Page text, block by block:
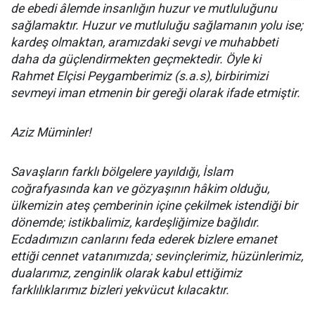
de ebedi âlemde insanlığın huzur ve mutluluğunu
sağlamaktır. Huzur ve mutluluğu sağlamanın yolu ise;
kardeş olmaktan, aramızdaki sevgi ve muhabbeti
daha da güçlendirmekten geçmektedir. Öyle ki
Rahmet Elçisi Peygamberimiz (s.a.s), birbirimizi
sevmeyi iman etmenin bir gereği olarak ifade etmiştir.
Aziz Müminler!
Savaşların farklı bölgelere yayıldığı, İslam
coğrafyasında kan ve gözyaşının hâkim olduğu,
ülkemizin ateş çemberinin içine çekilmek istendiği bir
dönemde; istikbalimiz, kardeşliğimize bağlıdır.
Ecdadımızın canlarını feda ederek bizlere emanet
ettiği cennet vatanımızda; sevinçlerimiz, hüzünlerimiz,
dualarımız, zenginlik olarak kabul ettiğimiz
farklılıklarımız bizleri yekvücut kılacaktır.